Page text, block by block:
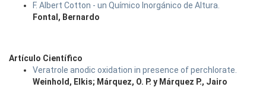
F. Albert Cotton - un Químico Inorgánico de Altura.
Fontal, Bernardo
Artículo Científico
Veratrole anodic oxidation in presence of perchlorate.
Weinhold, Elkis; Márquez, O. P. y Márquez P., Jairo